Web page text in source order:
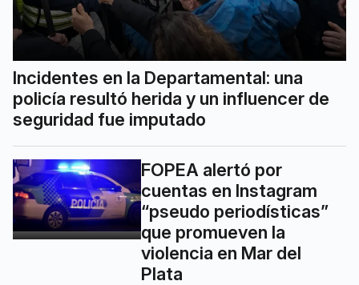
Incidentes en la Departamental: una
policía resultó herida y un influencer de
seguridad fue imputado
FOPEA alertó por
cuentas en Instagram
“pseudo periodísticas”
que promueven la
violencia en Mar del
Plata